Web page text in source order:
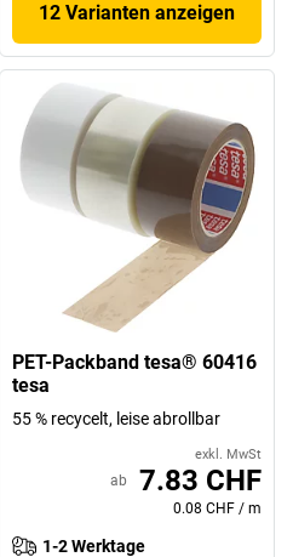
12 Varianten anzeigen
PET-Packband tesa® 60416
tesa
55 % recycelt, leise abrollbar
exkl. MwSt
ab 7.83 CHF
0.08 CHF / m
1-2 Werktage